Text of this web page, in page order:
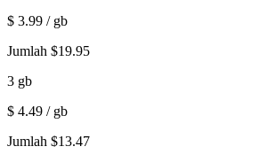
$ 3.99 / gb
Jumlah $19.95
3 gb
$ 4.49 / gb
Jumlah $13.47